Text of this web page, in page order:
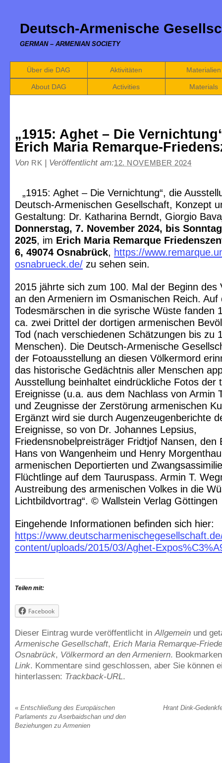
Deutsch-Armenische
GERMAN – ARMENIAN SOCIETY
Über die DAG Aktivitäten Materialien
About DAG Activities Materials
„1915: Aghet – Die
Erich Maria Remarque-
Von RK | Veröffentlicht am:12. NOVEMBER 2024
„1915: Aghet – Die Vernichtung“, die
Deutsch-Armenischen Gesellschaft, Konzept
Gestaltung: Dr. Katharina Berndt, Giorgio
Donnerstag, 7. November 2024, bis
2025, im Erich Maria Remarque
6, 49074 Osnabrück, https://
osnabrueck.de/ zu sehen sein.
2015 jährte sich zum 100. Mal der Beginn des
an den Armeniern im Osmanischen Reich. Auf
Todesmärschen in die syrische Wüste fanden
ca. zwei Drittel der dortigen armenischen
Tod (nach verschiedenen Schätzungen bis zu
Menschen). Die Deutsch-Armenische
der Fotoausstellung an diesen Völkermord
das historische Gedächtnis aller Menschen
Ausstellung beinhaltet eindrückliche Fotos der
Ereignisse (u.a. aus dem Nachlass von Armin
und Zeugnisse der Zerstörung armenischen
Ergänzt wird sie durch Augenzeugenberichte
Ereignisse, so von Dr. Johannes Lepsius,
Friedensnobelpreisträger Fridtjof Nansen, den
Hans von Wangenheim und Henry
armenischen Deportierten und
Flüchtlinge auf dem Tauruspass. Armin T.
Austreibung des armenischen Volkes in die
Lichtbildvortrag“. © Wallstein Verlag Göttingen
Eingehende Informationen befinden sich hier:
https://
content/uploads/2015/03/Aghet-
Teilen mit:
Facebook
Dieser Eintrag wurde veröffentlicht inAllgemein und
Armenische Gesellschaft, Erich Maria Remarque-
Osnabrück, Völkermord an den Armeniern.
Link. Kommentare sind geschlossen, aber Sie können
hinterlassen: Trackback-URL.
« Entschließung des Europäischen
Parlaments zu Aserbaidschan und den
Beziehungen zu Armenien
Hrant Dink-